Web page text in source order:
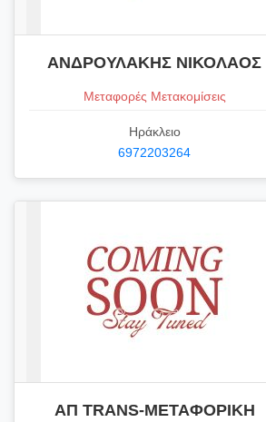
ΑΝΔΡΟΥΛΑΚΗΣ ΝΙΚΟΛΑΟΣ
Μεταφορές Μετακομίσεις
Ηράκλειο
6972203264
ΑΠ TRANS-ΜΕΤΑΦΟΡΙΚΗ